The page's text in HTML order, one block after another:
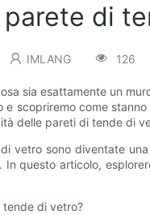
parete di
IMLANG 126
sia esattamente un
e scopriremo come
delle pareti di tende di
vetro sono diventate
In questo articolo,
tende di vetro?